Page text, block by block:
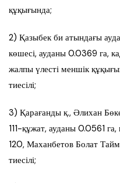
құқығында;
2) Қазыбек би атындағы
көшесі, ауданы 0.0369 га,
жалпы үлесті меншік
тиесілі;
3) Қарағанды қ., Әлихан
111-құжат, ауданы 0.0561
120, Маханбетов Болат
тиесілі;